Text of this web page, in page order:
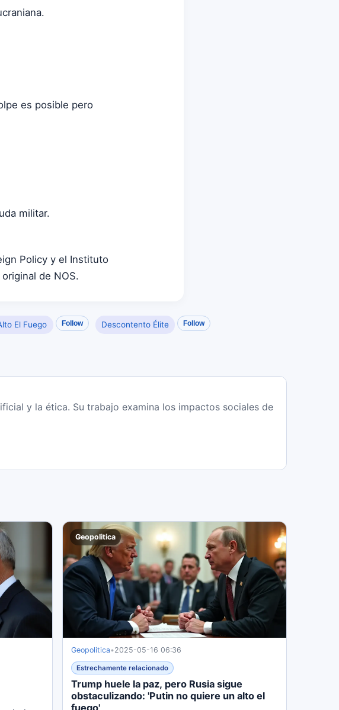
es posible pero
militar.
Policy y el Instituto
de NOS.
El Fuego Follow Descontento Élite Follow
y la ética. Su trabajo examina los impactos sociales de
Geopolitica
Geopolitica•2025-05-16 06:36
Estrechamente relacionado
Trump huele la paz, pero Rusia sigue
obstaculizando: 'Putin no quiere un alto el